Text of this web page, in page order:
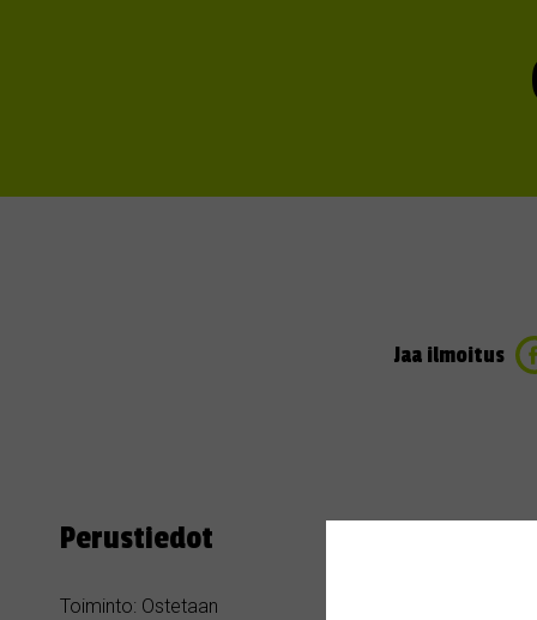
Jaa ilmoitus
Perustiedot
Toiminto: Ostetaan